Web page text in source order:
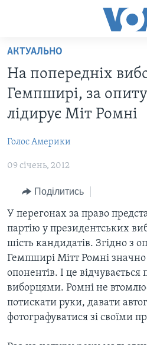
Перейти
матеріалу
Перейти
меню
сторінки
до
АКТУАЛЬНО
УКРАЇНА
ВІЙНА - ЦЕ ОСОБИСТЕ
УКРАЇНЦІ У СВІТІ
НАУКА
ЗДОРОВ'Я
КУЛЬТУРА
СУСПІЛЬСТВО
ІСТОРІЇ УСПІХУ УКРАЇНЦІВ
АНАЛІТИКА
АДМІНІСТРАЦІЯ
ДНІВ
ІНТЕРВ'Ю
БОРОТЬБА З
ТЕЛЕПРОГРАМИ
ЧАС-TIME
ENGLISH
Learning English
АКТУАЛЬНО
На попередніх
Гемпширі, за
лідирує Міт Ромні
Голос Америки
09 січень, 2012
Поділитись
У перегонах за право
партію у президентських
шість кандидатів. Згідно з
Гемпширі Мітт Ромні
опонентів. І це відчувається
виборцями. Ромні не
потискати руки, давати
фотографуватися зі своїми